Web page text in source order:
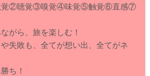
覚②聴覚③嗅覚④味覚⑤触覚⑥直感⑦
がら、旅を楽しむ！
失敗も、全てが想い出、全てがネ
ち！